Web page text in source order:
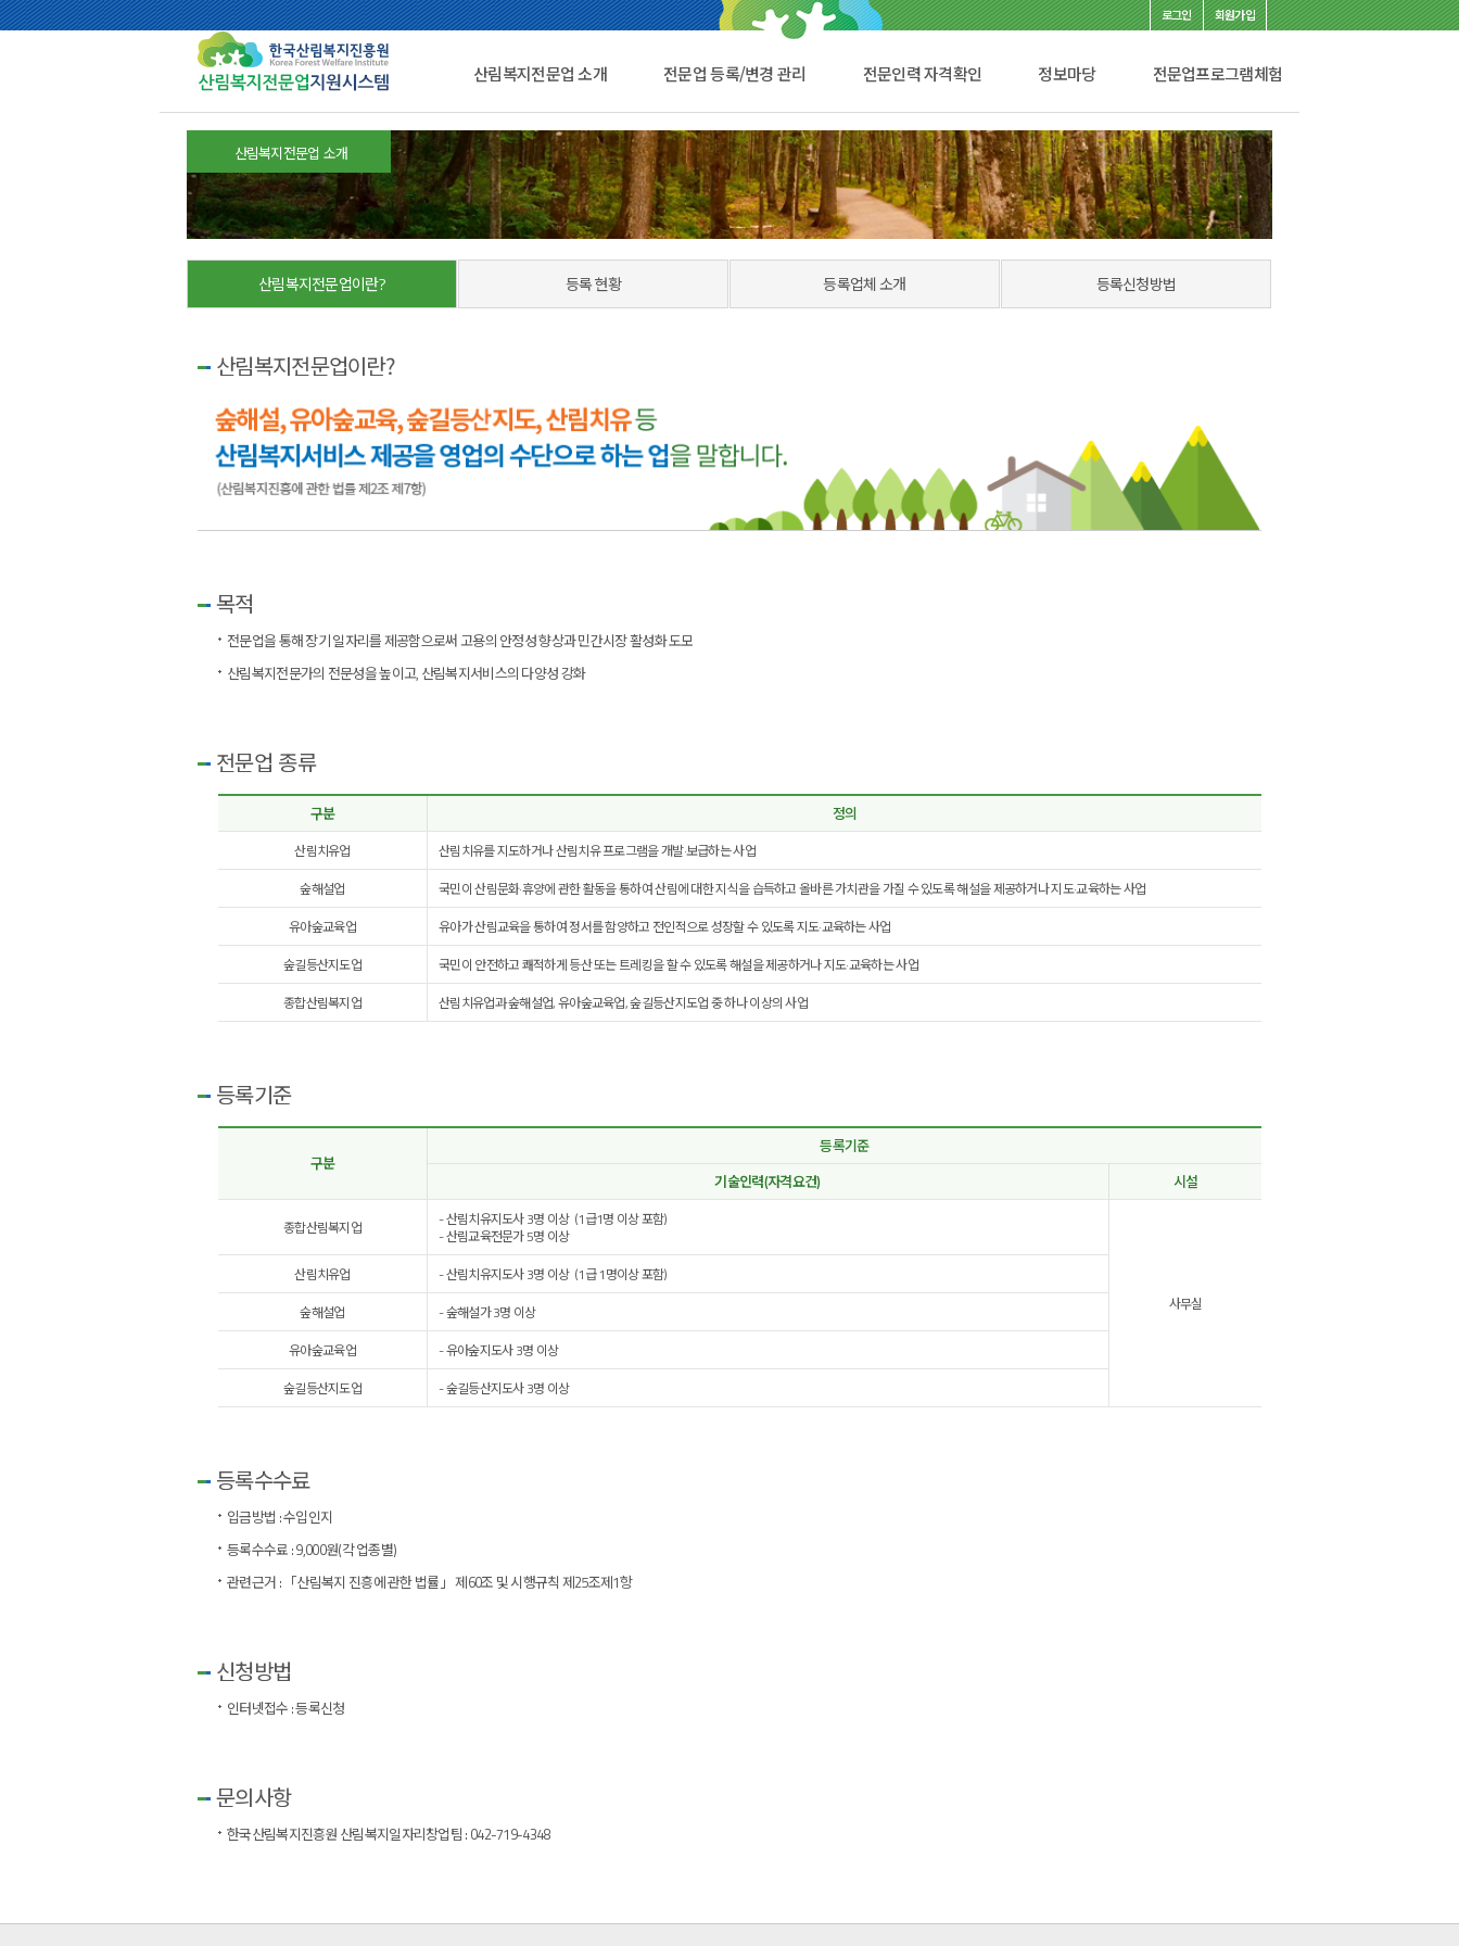
로그인 회원가입
산림복지전문업 소개 전문업 등록/변경 관리 전문인력 자격확인 정보마당 전문업프로그램체험
산림복지전문업 소개
산림복지전문업이란? 등록 현황 등록업체 소개 등록신청방법
산림복지전문업이란?
목적
전문업을 통해 장기 일자리를 제공함으로써 고용의 안정성 향상과 민간시장 활성화 도모
산림복지전문가의 전문성을 높이고, 산림복지서비스의 다양성 강화
전문업 종류
구분 정의
산림치유업
산림치유를 지도하거나 산림치유 프로그램을 개발·보급하는 사업
숲해설업
국민이 산림문화·휴양에 관한 활동을 통하여 산림에 대한 지식을 습득하고 올바른 가치관을 가질 수 있도록 해설을 제공하거나 지도·교육하는 사업
유아숲교육업
유아가 산림교육을 통하여 정서를 함양하고 전인적으로 성장할 수 있도록 지도·교육하는 사업
숲길등산지도업
국민이 안전하고 쾌적하게 등산 또는 트레킹을 할 수 있도록 해설을 제공하거나 지도·교육하는 사업
종합산림복지업
산림치유업과 숲해설업, 유아숲교육업, 숲길등산지도업 중 하나 이상의 사업
등록기준
구분
등록기준
기술인력(자격요건)
시설
종합산림복지업
- 산림치유지도사 3명 이상 (1급1명 이상 포함)
- 산림교육전문가 5명 이상
사무실
산림치유업
- 산림치유지도사 3명 이상 (1급 1명이상 포함)
숲해설업
- 숲해설가 3명 이상
유아숲교육업
- 유아숲지도사 3명 이상
숲길등산지도업
- 숲길등산지도사 3명 이상
등록수수료
입금방법 : 수입인지
등록수수료 : 9,000원(각 업종별)
관련근거 : 「산림복지 진흥에 관한 법률」 제60조 및 시행규칙 제25조제1항
신청방법
인터넷접수 :등록신청
문의사항
한국산림복지진흥원 산림복지일자리창업팀 : 042-719-4348